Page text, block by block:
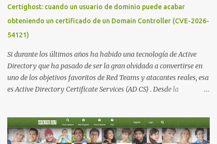
Certighost: cuando un usuario de dominio puede acabar
obteniendo un certificado de un Domain Controller (CVE-2026-
54121)
Si durante los últimos años ha habido una tecnología de Active
Directory que ha pasado de ser la gran olvidada a convertirse en
uno de los objetivos favoritos de Red Teams y atacantes reales, esa
es Active Directory Certificate Services (AD CS) . Desde la
Kerberoasting o un abuso de delegaciones. Ahora llega una nueva
vulnerabilidad bautizada como Certighost (CVE-2026-54121) , una